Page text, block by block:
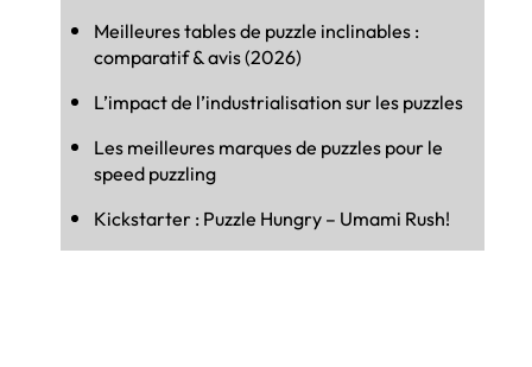
Meilleures tables de puzzle inclinables :
comparatif & avis (2026)
L’impact de l’industrialisation sur les puzzles
Les meilleures marques de puzzles pour le
speed puzzling
Kickstarter : Puzzle Hungry – Umami Rush!